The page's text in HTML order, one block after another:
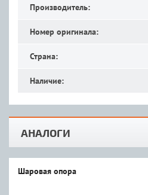
Производитель:
Номер оригинала:
Страна:
Наличие:
АНАЛОГИ
Шаровая опора